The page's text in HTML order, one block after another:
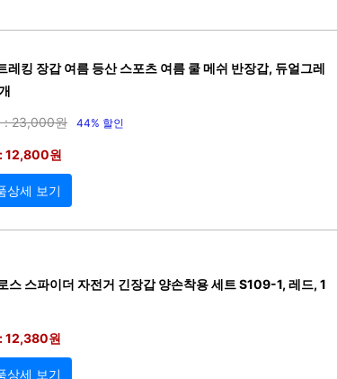
레킹 장갑 여름 등산 스포츠 여름 쿨 메쉬 반장갑, 듀얼그레
: 23,000원 44% 할인
12,800원
상세 보기
스 스파이더 자전거 긴장갑 양손착용 세트 S109-1, 레드, 1
12,380원
상세 보기